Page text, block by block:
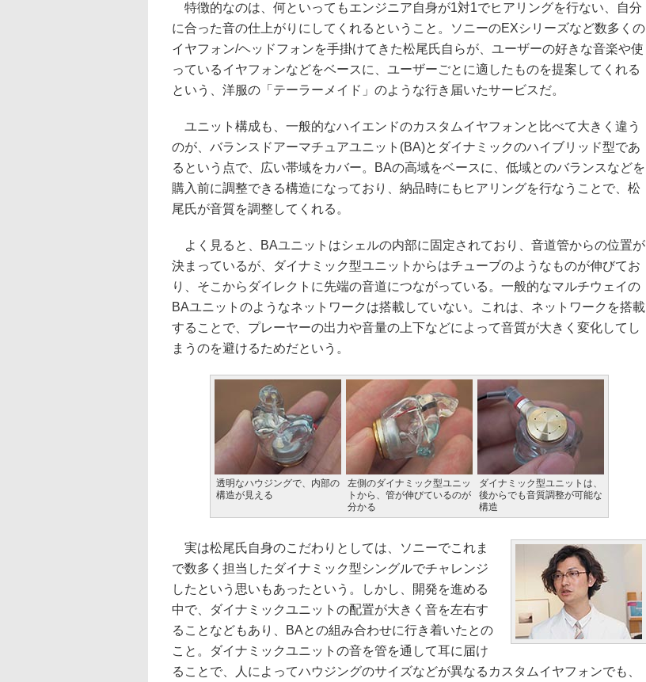
特徴的なのは、何といってもエンジニア自身が1対1でヒアリングを行ない、自分
に合った音の仕上がりにしてくれるということ。ソニーのEXシリーズなど数多くの
イヤフォン/ヘッドフォンを手掛けてきた松尾氏自らが、ユーザーの好きな音楽や使
っているイヤフォンなどをベースに、ユーザーごとに適したものを提案してくれる
という、洋服の「テーラーメイド」のような行き届いたサービスだ。
ユニット構成も、一般的なハイエンドのカスタムイヤフォンと比べて大きく違う
のが、バランスドアーマチュアユニット(BA)とダイナミックのハイブリッド型であ
るという点で、広い帯域をカバー。BAの高域をベースに、低域とのバランスなどを
購入前に調整できる構造になっており、納品時にもヒアリングを行なうことで、松
尾氏が音質を調整してくれる。
よく見ると、BAユニットはシェルの内部に固定されており、音道管からの位置が
決まっているが、ダイナミック型ユニットからはチューブのようなものが伸びてお
り、そこからダイレクトに先端の音道につながっている。一般的なマルチウェイの
BAユニットのようなネットワークは搭載していない。これは、ネットワークを搭載
することで、プレーヤーの出力や音量の上下などによって音質が大きく変化してし
まうのを避けるためだという。
透明なハウジングで、内部の
構造が見える
左側のダイナミック型ユニッ
トから、管が伸びているのが
分かる
ダイナミック型ユニットは、
後からでも音質調整が可能な
構造
実は松尾氏自身のこだわりとしては、ソニーでこれま
で数多く担当したダイナミック型シングルでチャレンジ
したという思いもあったという。しかし、開発を進める
中で、ダイナミックユニットの配置が大きく音を左右す
ることなどもあり、BAとの組み合わせに行き着いたとの
こと。ダイナミックユニットの音を管を通して耳に届け
ることで、人によってハウジングのサイズなどが異なるカスタムイヤフォンでも、